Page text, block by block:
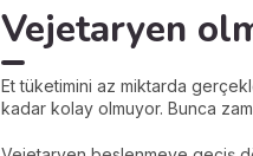
Vejetaryen
Et tüketimini az miktarda
kadar kolay olmuyor. Bunca